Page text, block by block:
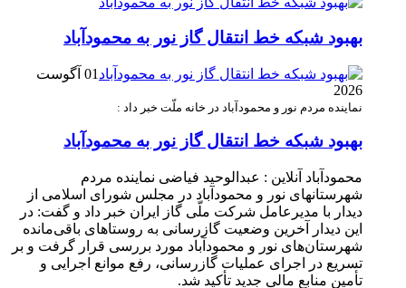
بهبود شبکه خط انتقال گاز نور به محمودآباد
01 آگوست
2026
نماینده مردم نور و محمودآباد در خانه ملّت خبر داد :
بهبود شبکه خط انتقال گاز نور به محمودآباد
محمودآباد آنلاین : عبدالوحید فیاضی نماینده مردم
شهرستانهای نور و محمودآباد در مجلس شورای اسلامی از
دیدار با مدیرعامل شرکت ملّی گاز ایران خبر داد و گفت: در
این دیدار آخرین وضعیت گازرسانی به روستاهای باقی‌مانده
شهرستان‌های نور و محمودآباد مورد بررسی قرار گرفت و بر
تسریع در اجرای عملیات گازرسانی، رفع موانع اجرایی و
تأمین منابع مالی جدید تأکید شد.